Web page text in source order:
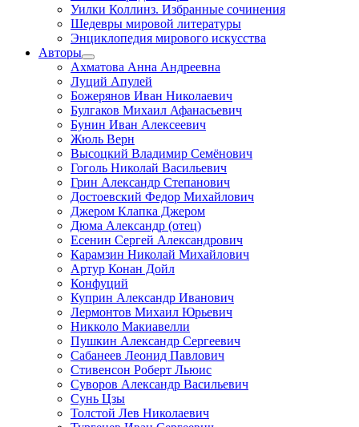
Уилки Коллинз. Избранные сочинения
Шедевры мировой литературы
Энциклопедия мирового искусства
Авторы
Ахматова Анна Андреевна
Луций Апулей
Божерянов Иван Николаевич
Булгаков Михаил Афанасьевич
Бунин Иван Алексеевич
Жюль Верн
Высоцкий Владимир Семёнович
Гоголь Николай Васильевич
Грин Александр Степанович
Достоевский Федор Михайлович
Джером Клапка Джером
Дюма Александр (отец)
Есенин Сергей Александрович
Карамзин Николай Михайлович
Артур Конан Дойл
Конфуций
Куприн Александр Иванович
Лермонтов Михаил Юрьевич
Никколо Макиавелли
Пушкин Александр Сергеевич
Сабанеев Леонид Павлович
Стивенсон Роберт Льюис
Суворов Александр Васильевич
Сунь Цзы
Толстой Лев Николаевич